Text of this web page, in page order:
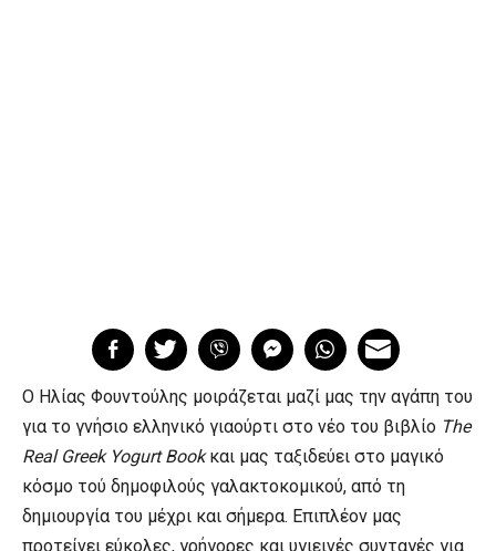
O Ηλίας Φουντούλης μοιράζεται μαζί μας την αγάπη του
για το γνήσιο ελληνικό γιαούρτι στο νέο του βιβλίο The
Real Greek Yogurt Bookκαι μας ταξιδεύει στο μαγικό
κόσμο τού δημοφιλούς γαλακτοκομικού, από τη
δημιουργία του μέχρι και σήμερα. Επιπλέον μας
προτείνει εύκολες, γρήγορες και υγιεινές συνταγές για